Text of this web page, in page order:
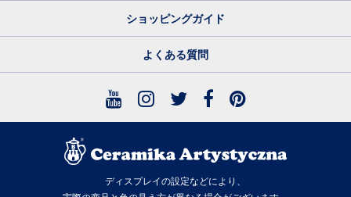
ショッピングガイド
よくある質問
ディスプレイの設定などにより、